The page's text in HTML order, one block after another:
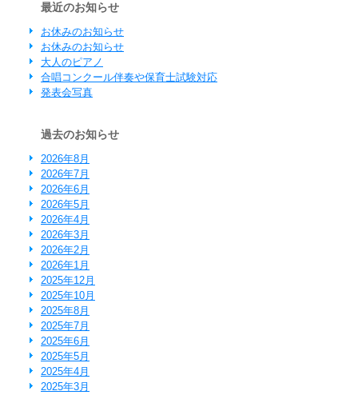
最近のお知らせ
お休みのお知らせ
お休みのお知らせ
大人のピアノ
合唱コンクール伴奏や保育士試験対応
発表会写真
過去のお知らせ
2026年8月
2026年7月
2026年6月
2026年5月
2026年4月
2026年3月
2026年2月
2026年1月
2025年12月
2025年10月
2025年8月
2025年7月
2025年6月
2025年5月
2025年4月
2025年3月